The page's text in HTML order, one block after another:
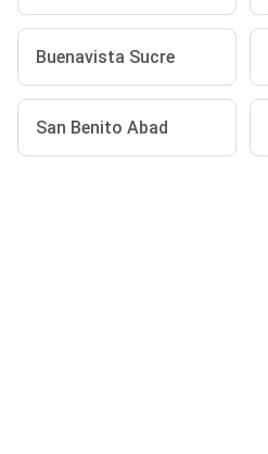
Buenavista Sucre
San Benito Abad